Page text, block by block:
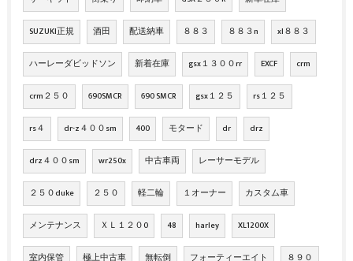
SUZUKI正規 酒田 配送納車 ８８３ ８８３n xl８８３
ハーレーダビッドソン 新着在庫 gsx１３００rr EXCF crm
crm２５０ 690SMCR 690 SMCR gsx１２５ rs１２５
rs４ dr-z４００sm 400 モタード dr drz
drz４００sm wr250x 中古車両 レーサーモデル
２５０duke ２５０ 軽二輪 １オーナー カスタム車
メンテナンス ＸＬ１２０0 48 harley XL1200X
室内保管 極上中古車 無転倒 フォーティーエイト ８９０